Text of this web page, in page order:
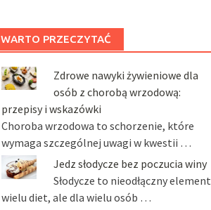
WARTO PRZECZYTAĆ
Zdrowe nawyki żywieniowe dla
osób z chorobą wrzodową:
przepisy i wskazówki
Choroba wrzodowa to schorzenie, które
wymaga szczególnej uwagi w kwestii …
Jedz słodycze bez poczucia winy
Słodycze to nieodłączny element
wielu diet, ale dla wielu osób …